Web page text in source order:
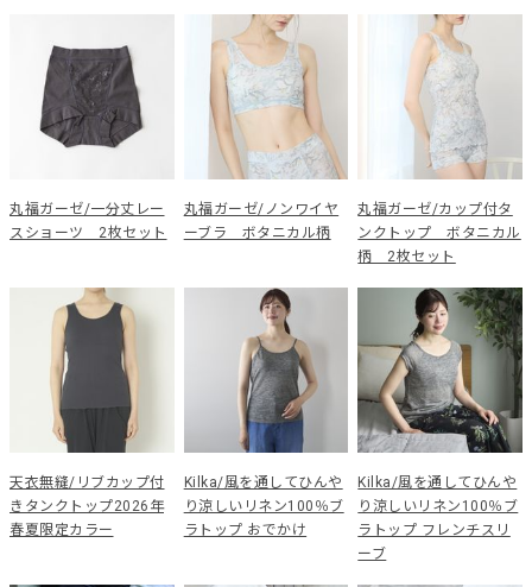
丸福ガーゼ/一分丈レー
スショーツ 2枚セット
丸福ガーゼ/ノンワイヤ
ーブラ ボタニカル柄
丸福ガーゼ/カップ付タ
ンクトップ ボタニカル
柄 2枚セット
天衣無縫/リブカップ付
きタンクトップ2026年
春夏限定カラー
Kilka/風を通してひんや
り涼しいリネン100％ブ
ラトップ おでかけ
Kilka/風を通してひんや
り涼しいリネン100％ブ
ラトップ フレンチスリ
ーブ